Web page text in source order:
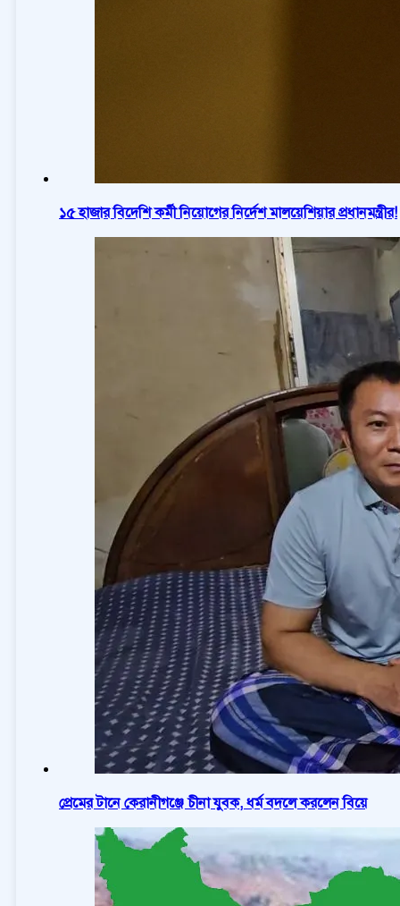
১৫ হাজার বিদেশি কর্মী নিয়োগের নির্দেশ মালয়েশিয়ার প্রধানমন্ত্রীর!
প্রেমের টানে কেরানীগঞ্জে চীনা যুবক, ধর্ম বদলে করলেন বিয়ে